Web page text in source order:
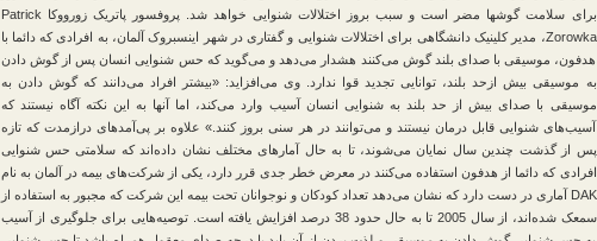
برای سلامت گوشها مضر است و سبب بروز اختلالات شنوایی خواهد شد. پروفسور پاتریک زورووکا Patrick
Zorowka، مدیر کلینیک دانشگاهی برای اختلالات شنوایی و گفتاری در شهر اینسبروک آلمان، به افرادی که دائما با
هدفون، موسیقی با صدای بلند گوش می‌کنند هشدار می‌دهد و می‌گوید که حس شنوایی انسان پس از گوش دادن
به موسیقی بیش ازحد بلند، توانایی تجدید قوا ندارد. وی می‌افزاید: «بیشتر افراد می‌دانند که گوش دادن به
موسیقی با صدای بیش از حد بلند به شنوایی انسان آسیب وارد می‌کند، اما آنها به این نکته آگاه نیستند که
آسیب‌های شنوایی قابل درمان نیستند و می‌توانند در هر سنی بروز کنند.» علاوه بر پی‌آمدهای درازمدت که تازه
پس از گذشت چندین سال نمایان می‌شوند، تا به حال آمار‌های مختلف نشان ‌داده‌ا‌ند که سلامتی حس شنوایی
افرادی که دائما از هدفون استفاده می‌کنند در معرض خطر جدی قرر دارد، یکی از شرکت‌های بیمه در آلمان به نام
DAK آماری در دست دارد که نشان می‌دهد تعداد کودکان و نوجوانان تحت بیمه این شرکت که مجبور به استفاده از
سمعک شده‌اند، از سال 2005 تا به حال حدود 38 درصد افزایش یافته است. توصیه‌هایی برای جلوگیری از آسیب